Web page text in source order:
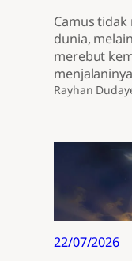
Camus
dunia,
merebut
Rayhan
22/07/2026